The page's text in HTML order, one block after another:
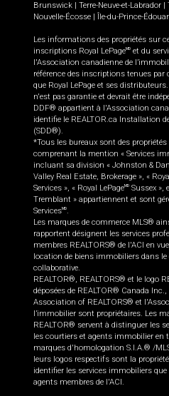
Brunswick | Terre-Neuve-et-Labrador |
Nouvelle-Écosse | Île-du-Prince-
Les informations des propriétés sur
inscriptions Royal LePageMD et du
l'Association canadienne de
référence des inscriptions tenues
que Royal LePage et ses
n'est pas garantie et devrait être
DDF® appartient à l'Association
identifie le REALTOR.ca Installation
(SDD®).
*Tous les bureaux sont des
comprenant la mention « Services
incluant sa division « Johnston &
Valley Real Estate, Brokerage », «
Services », « Royal LePageMD Sussex »,
Tremblant » appartiennent et sont
ServicesMD.
Les marques de commerce MLS®
rapportent désignent les services
membres REALTORS® de l'ACI en
location de biens immobiliers dans le
collaborative.
REALTOR®, REALTORS® et le logo
déposées de REALTOR® Canada
Association of REALTORS® et
l’immobilier sont propriétaires. Les
REALTOR® servent à distinguer les
les courtiers et agents immobilier en
marques d'homologation S.I.A.® /
leurs logos respectifs sont la
identifier les services immobiliers
agents membres de l'ACI.